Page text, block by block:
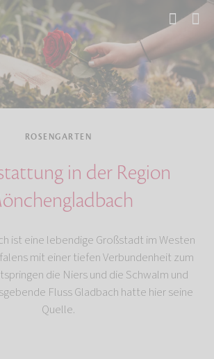
ROSENGARTEN
in der Region
ist eine lebendige Großstadt im Westen
mit einer tiefen Verbundenheit zum
die Niers und die Schwalm und
Fluss Gladbach hatte hier seine
Quelle.